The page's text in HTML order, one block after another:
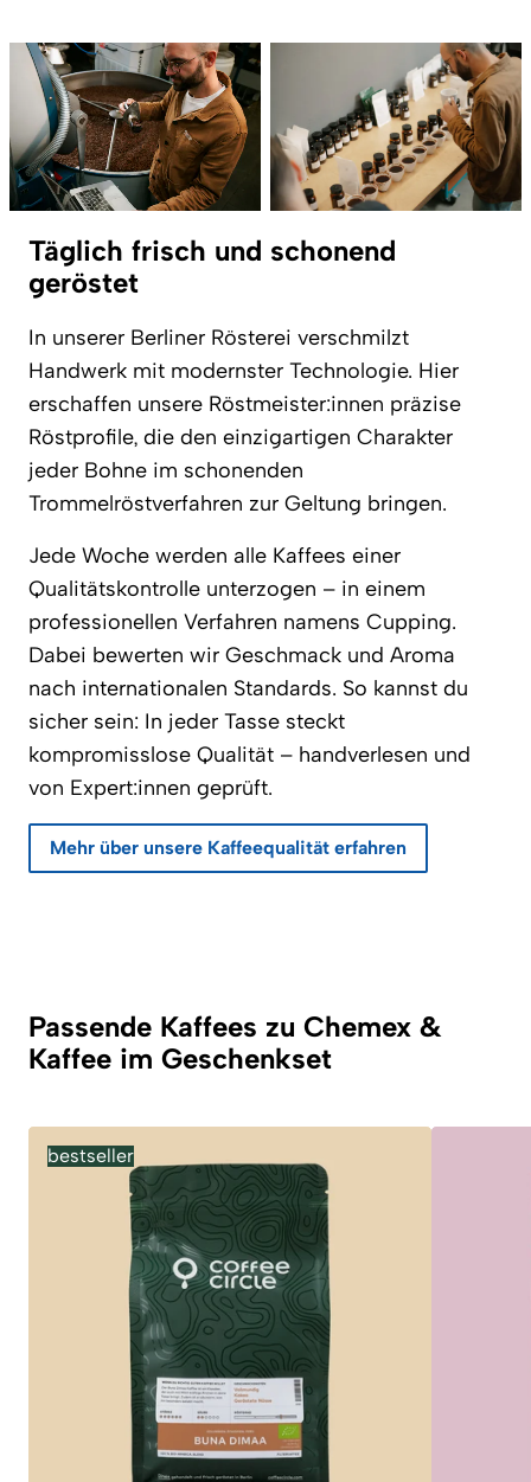
Täglich frisch und schonend
geröstet
In unserer Berliner Rösterei verschmilzt
Handwerk mit modernster Technologie. Hier
erschaffen unsere Röstmeister:innen präzise
Röstprofile, die den einzigartigen Charakter
jeder Bohne im schonenden
Trommelröstverfahren zur Geltung bringen.
Jede Woche werden alle Kaffees einer
Qualitätskontrolle unterzogen – in einem
professionellen Verfahren namens Cupping.
Dabei bewerten wir Geschmack und Aroma
nach internationalen Standards. So kannst du
sicher sein: In jeder Tasse steckt
kompromisslose Qualität – handverlesen und
von Expert:innen geprüft.
Mehr über unsere Kaffeequalität erfahren
Passende Kaffees zu Chemex &
Kaffee im Geschenkset
bestseller